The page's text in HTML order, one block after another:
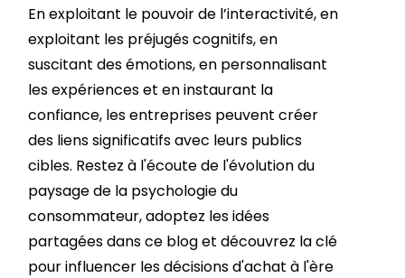
En exploitant le pouvoir de l’interactivité, en
exploitant les préjugés cognitifs, en
suscitant des émotions, en personnalisant
les expériences et en instaurant la
confiance, les entreprises peuvent créer
des liens significatifs avec leurs publics
cibles. Restez à l'écoute de l'évolution du
paysage de la psychologie du
consommateur, adoptez les idées
partagées dans ce blog et découvrez la clé
pour influencer les décisions d'achat à l'ère